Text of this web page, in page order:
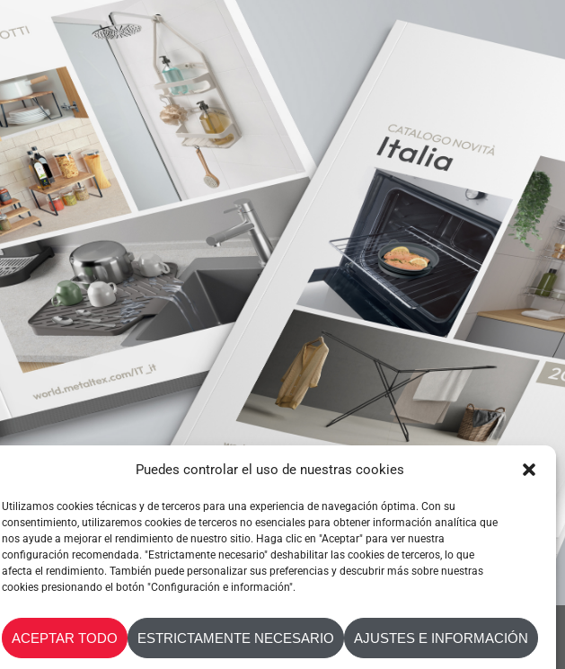
Puedes controlar el uso de nuestras cookies
Utilizamos cookies técnicas y de terceros para una experiencia de navegación óptima. Con su
consentimiento, utilizaremos cookies de terceros no esenciales para obtener información analítica que
nos ayude a mejorar el rendimiento de nuestro sitio. Haga clic en "Aceptar" para ver nuestra
configuración recomendada. "Estrictamente necesario" deshabilitar las cookies de terceros, lo que
afecta el rendimiento. También puede personalizar sus preferencias y descubrir más sobre nuestras
cookies presionando el botón "Configuración e información".
ACEPTAR TODO ESTRICTAMENTE NECESARIO AJUSTES E INFORMACIÓN
NOVEDADES 2026
CONTACTA CON NOSOTROS POLÍTICA DE COOKIES